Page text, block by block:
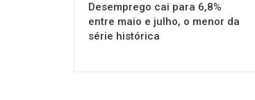
Desemprego cai para 6,8%
entre maio e julho, o menor da
série histórica